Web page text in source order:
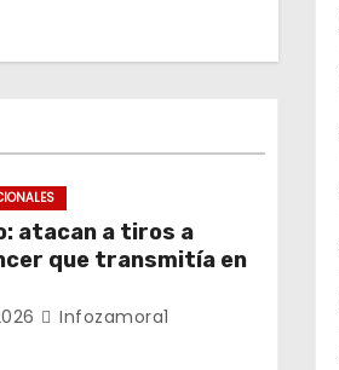
atacan a tiros a
que transmitía en
Infozamora1